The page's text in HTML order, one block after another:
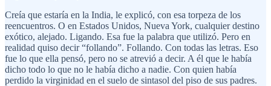
Creía que estaría en la India, le explicó, con esa torpeza de los
reencuentros. O en Estados Unidos, Nueva York, cualquier destino
exótico, alejado. Ligando. Esa fue la palabra que utilizó. Pero en
realidad quiso decir “follando”. Follando. Con todas las letras. Eso
fue lo que ella pensó, pero no se atrevió a decir. A él que le había
dicho todo lo que no le había dicho a nadie. Con quien había
perdido la virginidad en el suelo de sintasol del piso de sus padres.